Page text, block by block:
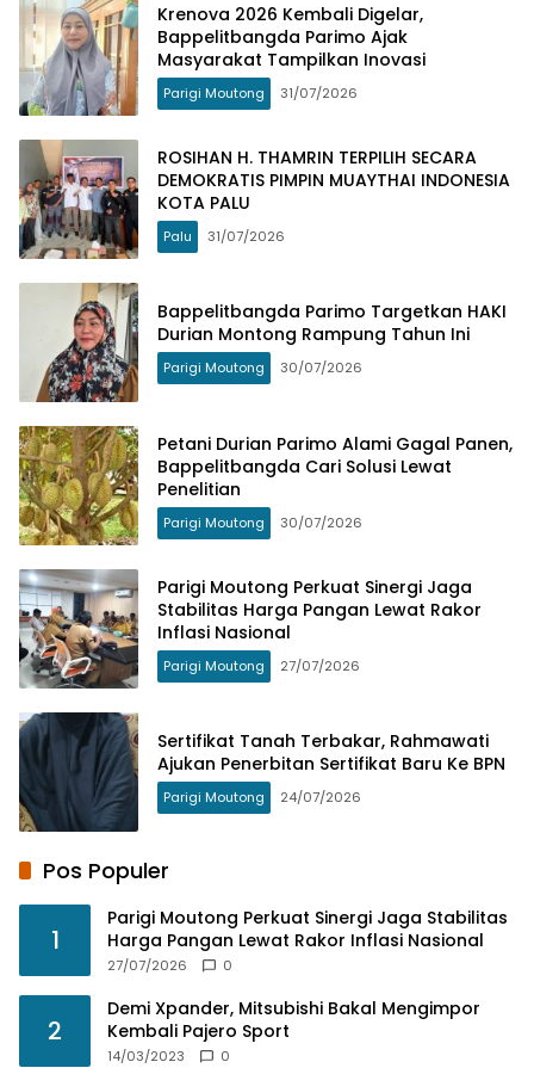
Krenova 2026 Kembali Digelar,
Bappelitbangda Parimo Ajak
Masyarakat Tampilkan Inovasi
Parigi Moutong 31/07/2026
ROSIHAN H. THAMRIN TERPILIH SECARA
DEMOKRATIS PIMPIN MUAYTHAI INDONESIA
KOTA PALU
Palu 31/07/2026
Bappelitbangda Parimo Targetkan HAKI
Durian Montong Rampung Tahun Ini
Parigi Moutong 30/07/2026
Petani Durian Parimo Alami Gagal Panen,
Bappelitbangda Cari Solusi Lewat
Penelitian
Parigi Moutong 30/07/2026
Parigi Moutong Perkuat Sinergi Jaga
Stabilitas Harga Pangan Lewat Rakor
Inflasi Nasional
Parigi Moutong 27/07/2026
Sertifikat Tanah Terbakar, Rahmawati
Ajukan Penerbitan Sertifikat Baru Ke BPN
Parigi Moutong 24/07/2026
Pos Populer
1
Parigi Moutong Perkuat Sinergi Jaga Stabilitas
Harga Pangan Lewat Rakor Inflasi Nasional
27/07/2026 0
2
Demi Xpander, Mitsubishi Bakal Mengimpor
Kembali Pajero Sport
14/03/2023 0